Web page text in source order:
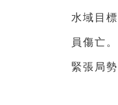
水域目
員傷亡
緊張局